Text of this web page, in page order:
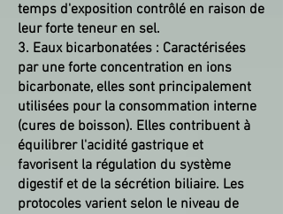
temps d'exposition contrôlé en raison de
leur forte teneur en sel.
3. Eaux bicarbonatées : Caractérisées
par une forte concentration en ions
bicarbonate, elles sont principalement
utilisées pour la consommation interne
(cures de boisson). Elles contribuent à
équilibrer l'acidité gastrique et
favorisent la régulation du système
digestif et de la sécrétion biliaire. Les
protocoles varient selon le niveau de